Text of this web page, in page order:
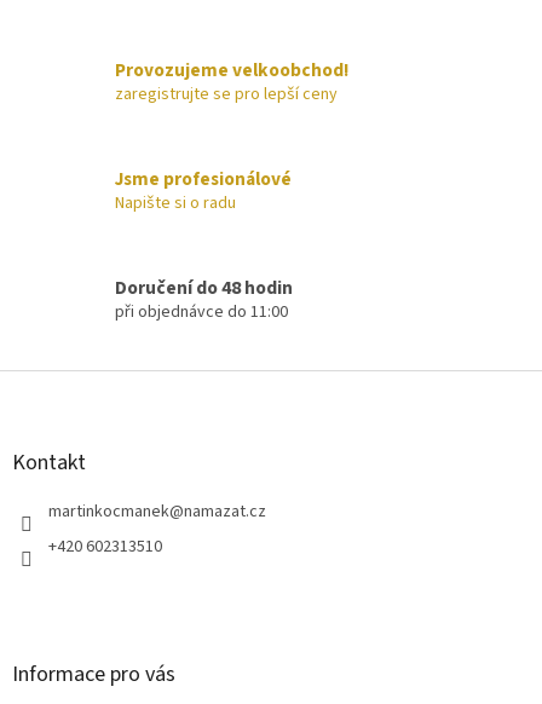
p
r
v
s
u
Provozujeme velkoobchod!
zaregistrujte se pro lepší ceny
Jsme profesionálové
Napište si o radu
Doručení do 48 hodin
při objednávce do 11:00
Z
Kontakt
martinkocmanek@namazat.cz
+420 602313510
Informace pro vás